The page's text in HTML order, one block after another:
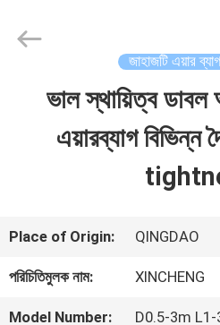
VR
প্রদর্শন
Rubber
Products
জাহাজটি এয়ার
ভাল স্থায়িত্ব ডাবল
এয়ারব্যাগ বিভিন্ন
Place of Origin: QINGDAO
পরিচিতিমুলক নাম: XINCHENG
Model Number: D0.5-3m